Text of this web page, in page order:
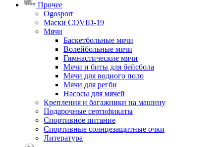
Прочее
Ogosport
Маски COVID-19
Мячи
Баскетбольные мячи
Волейбольные мячи
Гимнастические мячи
Мячи и биты для бейсбола
Мячи для водного поло
Мячи для регби
Насосы для мячей
Крепления и багажники на машину
Подарочные сертификаты
Спортивное питание
Спортивные солнцезащитные очки
Литература